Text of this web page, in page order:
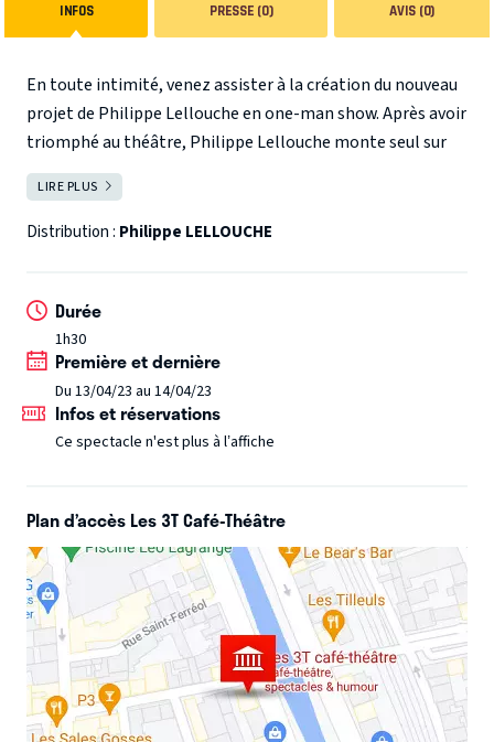
INFOS PRESSE (0) AVIS (0)
En toute intimité, venez assister à la création du nouveau
projet de Philippe Lellouche en one-man show. Après avoir
triomphé au théâtre, Philippe Lellouche monte seul sur
scène, pour partager son quotidien, mais aussi sa vision de
la vie, du monde, sans oublier l’arrêt des slows… Avec
beaucoup de sincérité, d’humour et de bienveillance,
LIRE PLUS
Distribution : Philippe LELLOUCHE
Durée
1h30
Première et dernière
Du 13/04/23 au 14/04/23
Infos et réservations
Ce spectacle n'est plus à l’affiche
Plan d’accès Les 3T Café-Théâtre